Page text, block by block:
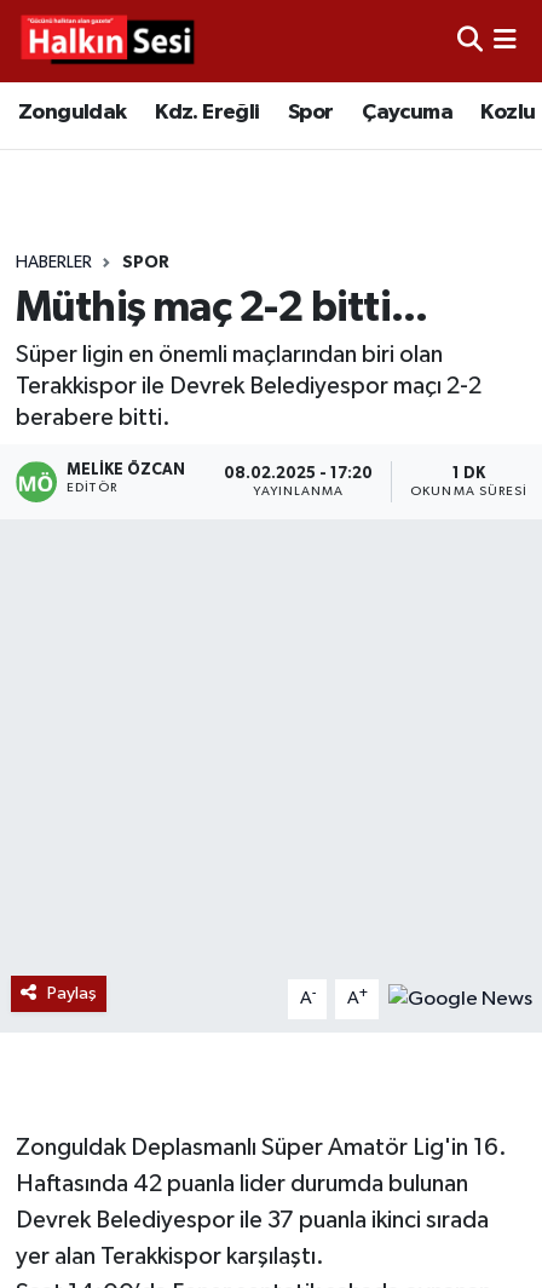
Zonguldak Kdz. Ereğli Spor Çaycuma Kozlu
HABERLER SPOR
Müthiş maç 2-2 bitti...
Süper ligin en önemli maçlarından biri olan
Terakkispor ile Devrek Belediyespor maçı 2-2
berabere bitti.
MELIKE ÖZCAN
EDITÖR
08.02.2025 - 17:20
YAYINLANMA
1 DK
OKUNMA SÜRESI
Paylaş A- A+
Zonguldak Deplasmanlı Süper Amatör Lig'in 16.
Haftasında 42 puanla lider durumda bulunan
Devrek Belediyespor ile 37 puanla ikinci sırada
yer alan Terakkispor karşılaştı.
Video
Çaycuma
Asayiş
Bartın
Ekonomi
Gökçebey
İş ilanı
Merkez Hava Durumu
Son Dakika Haberleri
Haber Arşivi